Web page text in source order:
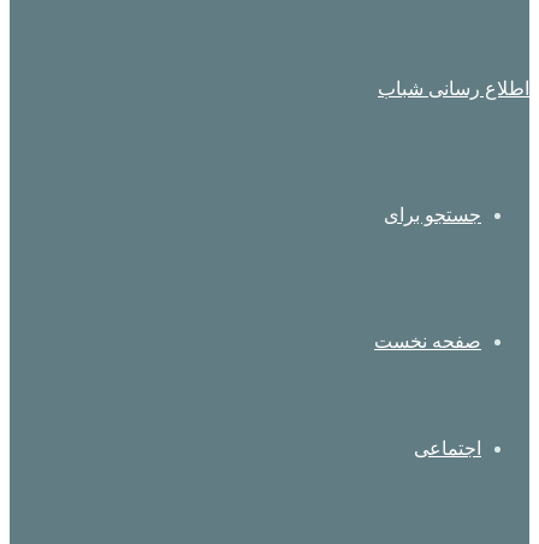
اطلاع رسانی شباب
جستجو برای
صفحه نخست
اجتماعی